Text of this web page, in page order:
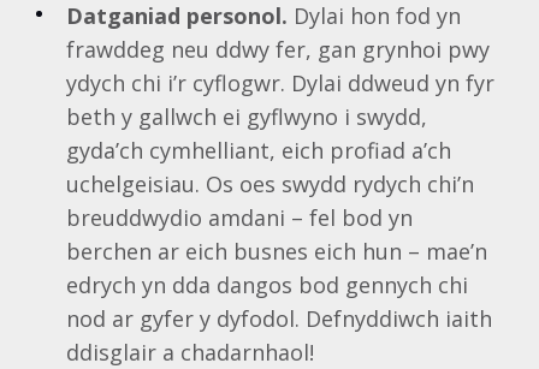
Datganiad personol. Dylai hon fod yn
frawddeg neu ddwy fer, gan grynhoi pwy
ydych chi i’r cyflogwr. Dylai ddweud yn fyr
beth y gallwch ei gyflwyno i swydd,
gyda’ch cymhelliant, eich profiad a’ch
uchelgeisiau. Os oes swydd rydych chi’n
breuddwydio amdani – fel bod yn
berchen ar eich busnes eich hun – mae’n
edrych yn dda dangos bod gennych chi
nod ar gyfer y dyfodol. Defnyddiwch iaith
ddisglair a chadarnhaol!